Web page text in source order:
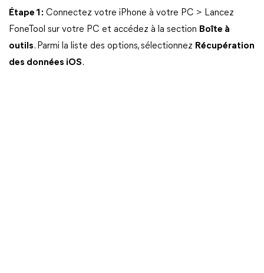
Étape 1 : Connectez votre iPhone à votre PC > Lancez
FoneTool sur votre PC et accédez à la section Boîte à
outils. Parmi la liste des options, sélectionnez Récupération
des données iOS.